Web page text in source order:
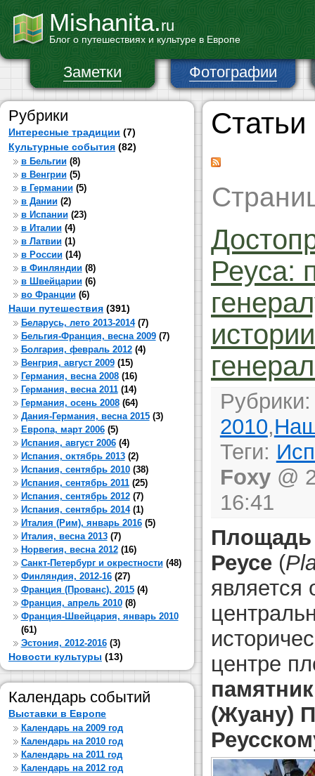
Mishanita.ru
Блог о путешествиях и культуре в Европе
Заметки Фотографии
Рубрики
Интересные традиции (7)
Культурные события (82)
в Бельгии(8)
в Венгрии(5)
в Германии(5)
в Дании(2)
в Испании(23)
в Италии(4)
в Латвии(1)
в России(14)
в Финляндии(8)
в Швейцарии(6)
во Франции(6)
Наши путешествия (391)
Беларусь, лето 2013-2014(7)
Бельгия-Франция, весна 2009(7)
Болгария, февраль 2012(4)
Венгрия, август 2009(15)
Германия, весна 2008(16)
Германия, весна 2011(14)
Германия, осень 2008(64)
Дания-Германия, весна 2015(3)
Европа, март 2006(5)
Испания, август 2006(4)
Испания, октябрь 2013(2)
Испания, сентябрь 2010(38)
Испания, сентябрь 2011(25)
Испания, сентябрь 2012(7)
Испания, сентябрь 2014(1)
Италия (Рим), январь 2016(5)
Италия, весна 2013(7)
Норвегия, весна 2012(16)
Санкт-Петербург и окрестности(48)
Финляндия, 2012-16(27)
Франция (Прованс), 2015(4)
Франция, апрель 2010(8)
Франция-Швейцария, январь 2010
(61)
Эстония, 2012-2016(3)
Новости культуры (13)
Календарь событий
Выставки в Европе
Календарь на 2009 год
Календарь на 2010 год
Календарь на 2011 год
Календарь на 2012 год
Реуса:
2010,
Теги:
Foxy@
16:41
Площадь
Реусе (
является
центре
(Жуану)